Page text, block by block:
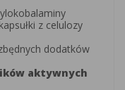
z celulozy
dodatków
aktywnych